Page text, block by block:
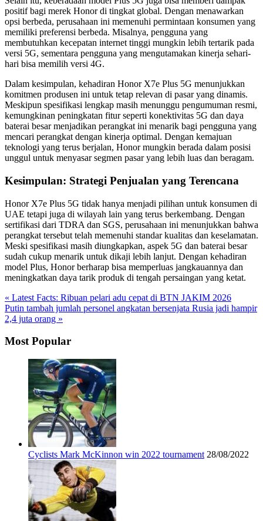
positif bagi merek Honor di tingkat global. Dengan menawarkan
opsi berbeda, perusahaan ini memenuhi permintaan konsumen yang
memiliki preferensi berbeda. Misalnya, pengguna yang
membutuhkan kecepatan internet tinggi mungkin lebih tertarik pada
versi 5G, sementara pengguna yang mengutamakan kinerja sehari-
hari bisa memilih versi 4G.
Dalam kesimpulan, kehadiran Honor X7e Plus 5G menunjukkan
komitmen produsen ini untuk tetap relevan di pasar yang dinamis.
Meskipun spesifikasi lengkap masih menunggu pengumuman resmi,
kemungkinan peningkatan fitur seperti konektivitas 5G dan daya
baterai besar menjadikan perangkat ini menarik bagi pengguna yang
mencari perangkat dengan kinerja optimal. Dengan kemajuan
teknologi yang terus berjalan, Honor mungkin berada dalam posisi
unggul untuk menyasar segmen pasar yang lebih luas dan beragam.
Kesimpulan: Strategi Penjualan yang Terencana
Honor X7e Plus 5G tidak hanya menjadi pilihan untuk konsumen di
UAE tetapi juga di wilayah lain yang terus berkembang. Dengan
sertifikasi dari TDRA dan SGS, perusahaan ini menunjukkan bahwa
perangkat tersebut telah memenuhi standar kualitas dan keselamatan.
Meski spesifikasi masih diungkapkan, aspek 5G dan baterai besar
sudah cukup menarik untuk dikaji lebih lanjut. Dengan kehadiran
model Plus, Honor berharap bisa memperluas jangkauannya dan
meningkatkan daya tarik produk di tengah persaingan yang ketat.
« Latest Facts: Ribuan pelari adu cepat di BTN JAKIM 2026
Putin tambah jumlah personel angkatan bersenjata Rusia jadi hampir
2,4 juta orang »
Most Popular
Cyclists Mark McKinnon win 2022 tournament 28/08/2022